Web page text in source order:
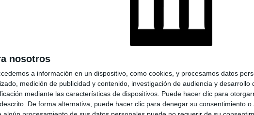
nosotros
a información en un dispositivo, como cookies, y procesamos datos
medición de publicidad y contenido, investigación de audiencia y desarrollo
mediante las características de dispositivos. Puede hacer clic para
De forma alternativa, puede hacer clic para denegar su consentimiento